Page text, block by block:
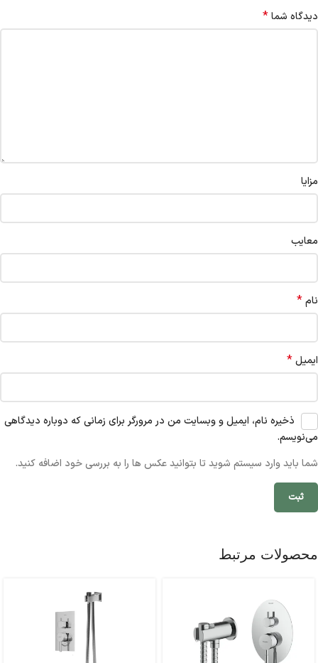
دیدگاه شما*
مزایا
معایب
نام*
ایمیل*
ذخیره نام، ایمیل و وبسایت من در مرورگر برای زمانی که دوباره دیدگاهی
می‌نویسم.
شما باید وارد سیستم شوید تا بتوانید عکس ها را به بررسی خود اضافه کنید.
محصولات مرتبط